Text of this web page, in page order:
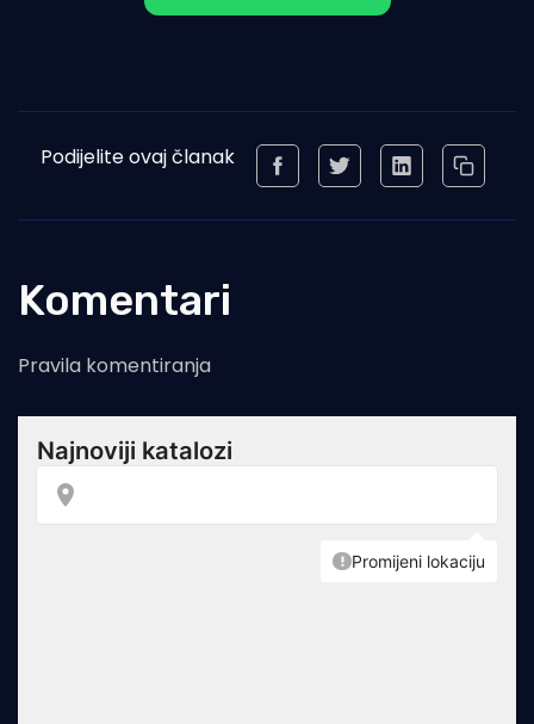
Podijelite ovaj članak
Komentari
Pravila komentiranja